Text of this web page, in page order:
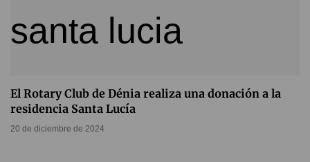
El Rotary Club de Dénia realiza una donación a la
residencia Santa Lucía
20 de diciembre de 2024